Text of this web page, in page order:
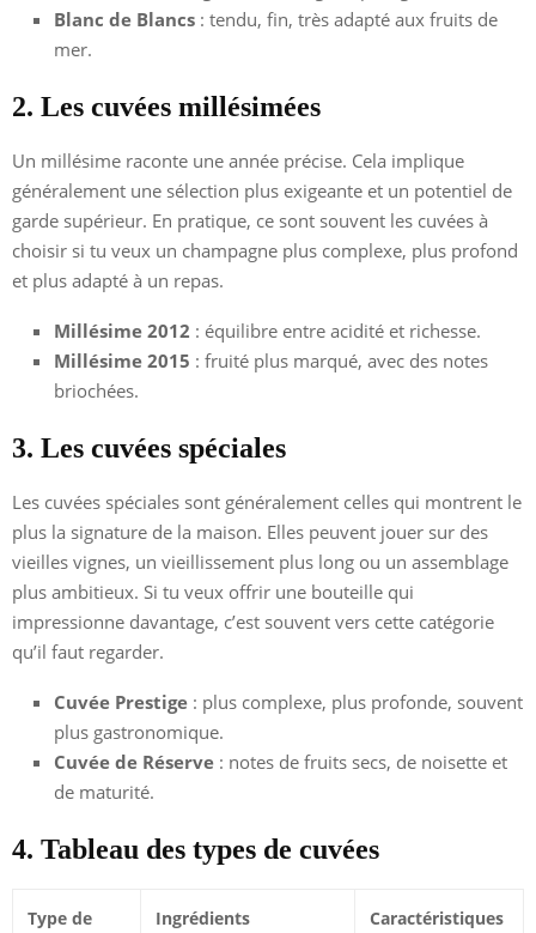
Blanc de Blancs : tendu, fin, très adapté aux fruits de
mer.
2. Les cuvées millésimées
Un millésime raconte une année précise. Cela implique
généralement une sélection plus exigeante et un potentiel de
garde supérieur. En pratique, ce sont souvent les cuvées à
choisir si tu veux un champagne plus complexe, plus profond
et plus adapté à un repas.
Millésime 2012 : équilibre entre acidité et richesse.
Millésime 2015 : fruité plus marqué, avec des notes
briochées.
3. Les cuvées spéciales
Les cuvées spéciales sont généralement celles qui montrent le
plus la signature de la maison. Elles peuvent jouer sur des
vieilles vignes, un vieillissement plus long ou un assemblage
plus ambitieux. Si tu veux offrir une bouteille qui
impressionne davantage, c’est souvent vers cette catégorie
qu’il faut regarder.
Cuvée Prestige : plus complexe, plus profonde, souvent
plus gastronomique.
Cuvée de Réserve : notes de fruits secs, de noisette et
de maturité.
4. Tableau des types de cuvées
Type de
Ingrédients Caractéristiques